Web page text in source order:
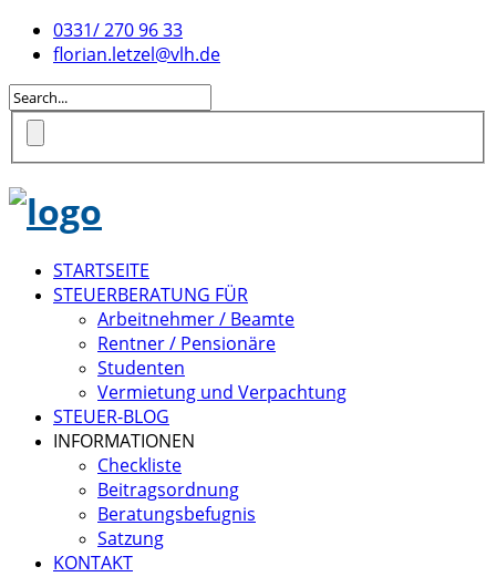
0331/ 270 96 33
florian.letzel@vlh.de
STARTSEITE
STEUERBERATUNG FÜR
Arbeitnehmer / Beamte
Rentner / Pensionäre
Studenten
Vermietung und Verpachtung
STEUER-BLOG
INFORMATIONEN
Checkliste
Beitragsordnung
Beratungsbefugnis
Satzung
KONTAKT